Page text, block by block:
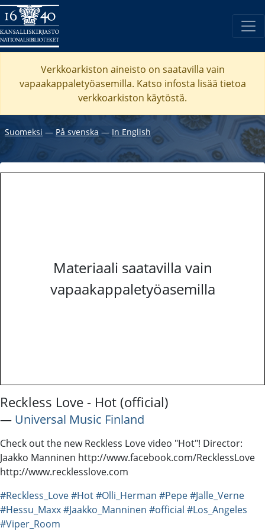
Verkkoarkiston aineisto on saatavilla vain
vapaakappaletyöasemilla. Katso infosta lisää tietoa
verkkoarkiston käytöstä.
Suomeksi ― På svenska ― In English
Materiaali saatavilla vain
vapaakappaletyöasemilla
Reckless Love - Hot (official)
― Universal Music Finland
Check out the new Reckless Love video "Hot"! Director:
Jaakko Manninen http://www.facebook.com/RecklessLove
http://www.recklesslove.com
#Reckless_Love#Hot#Olli_Herman #Pepe#Jalle_Verne
#Hessu_Maxx#Jaakko_Manninen #official #Los_Angeles
#Viper_Room